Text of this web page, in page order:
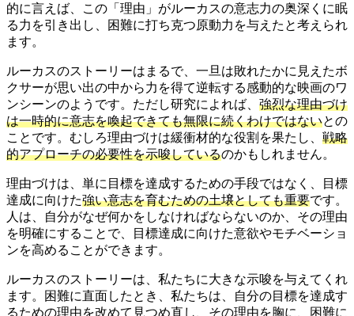
的に言えば、この「理由」がルーカスの意志力の奥深くに眠
る力を引き出し、困難に打ち克つ原動力を与えたと考えられ
ます。
ルーカスのストーリーはまるで、一旦は敗れたかに見えたボ
クサーが思い出の中から力を得て逆転する感動的な映画のワ
ンシーンのようです。ただし研究によれば、 強烈な理由づけ
は一時的に意志を喚起できても無限に続くわけではないとの
ことです。むしろ理由づけは緩衝材的な役割を果たし、 戦略
的アプローチの必要性を示唆しているのかもしれません。
理由づけは、単に目標を達成するための手段ではなく、目標
達成に向けた強い意志を育むための土壌としても重要です。
人は、自分がなぜ何かをしなければならないのか、その理由
を明確にすることで、目標達成に向けた意欲やモチベーショ
ンを高めることができます。
ルーカスのストーリーは、私たちに大きな示唆を与えてくれ
ます。困難に直面したとき、私たちは、自分の目標を達成す
るための理由を改めて見つめ直し、その理由を胸に、困難に